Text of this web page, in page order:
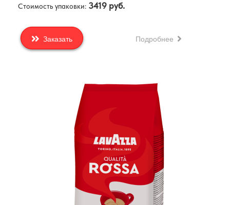
Стоимость упаковки: 3419 руб.
Заказать Подробнее